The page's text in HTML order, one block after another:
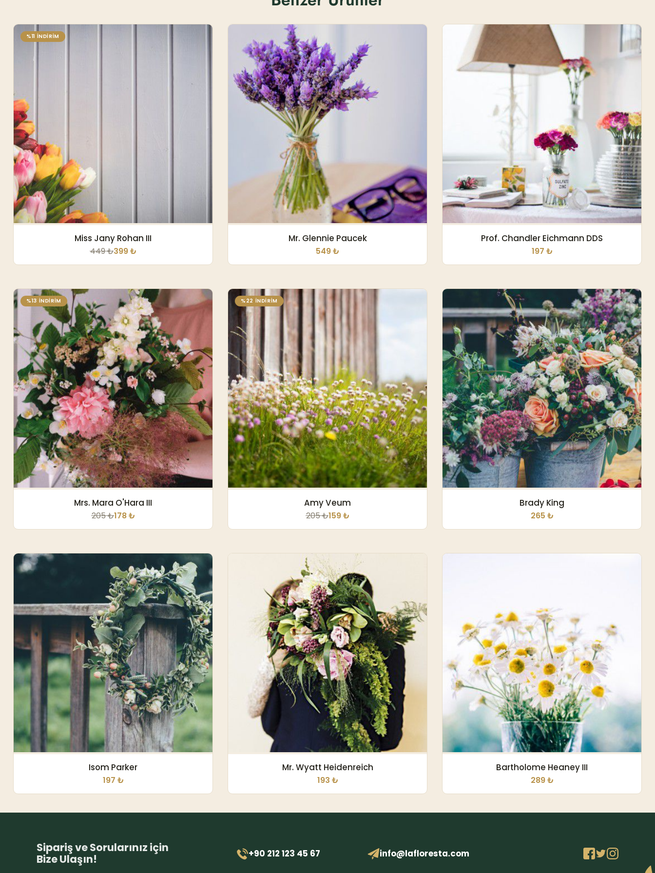
%11 İNDİRİM
Miss Jany Rohan III
449 ₺399 ₺
Mr. Glennie Paucek
549 ₺
Prof. Chandler Eichmann DDS
197 ₺
%13 İNDİRİM
Mrs. Mara O'Hara III
205 ₺178 ₺
%22 İNDİRİM
Amy Veum
205 ₺159 ₺
Brady King
265 ₺
Isom Parker
197 ₺
Mr. Wyatt Heidenreich
193 ₺
Bartholome Heaney III
289 ₺
Sipariş ve Sorularınız için
Bize Ulaşın!
+90 212 123 45 67 info@lafloresta.com